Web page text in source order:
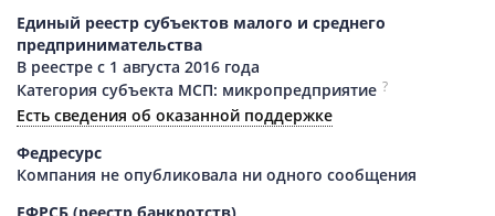
Единый реестр субъектов малого и среднего
предпринимательства
В реестре с 1 августа 2016 года
Категория субъекта МСП: микропредприятие ?
Есть сведения об оказанной поддержке
Федресурс
Компания не опубликовала ни одного сообщения